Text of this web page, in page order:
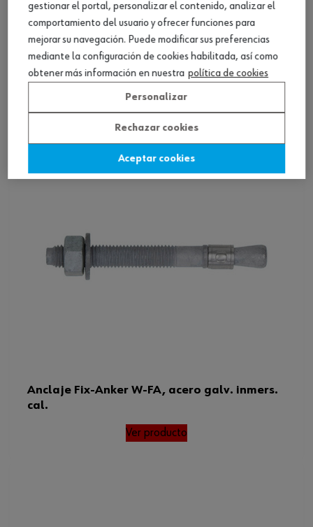
Anclaje para altas cargas, otros
Ver producto
Anclaje Fix-Anker W-FA, acero galv. inmers.
cal.
Ver producto
gestionar el portal, personalizar el contenido, analizar el
comportamiento del usuario y ofrecer funciones para
mejorar su navegación. Puede modificar sus preferencias
mediante la configuración de cookies habilitada, así como
obtener más información en nuestra política de cookies
Personalizar
Rechazar cookies
Aceptar cookies